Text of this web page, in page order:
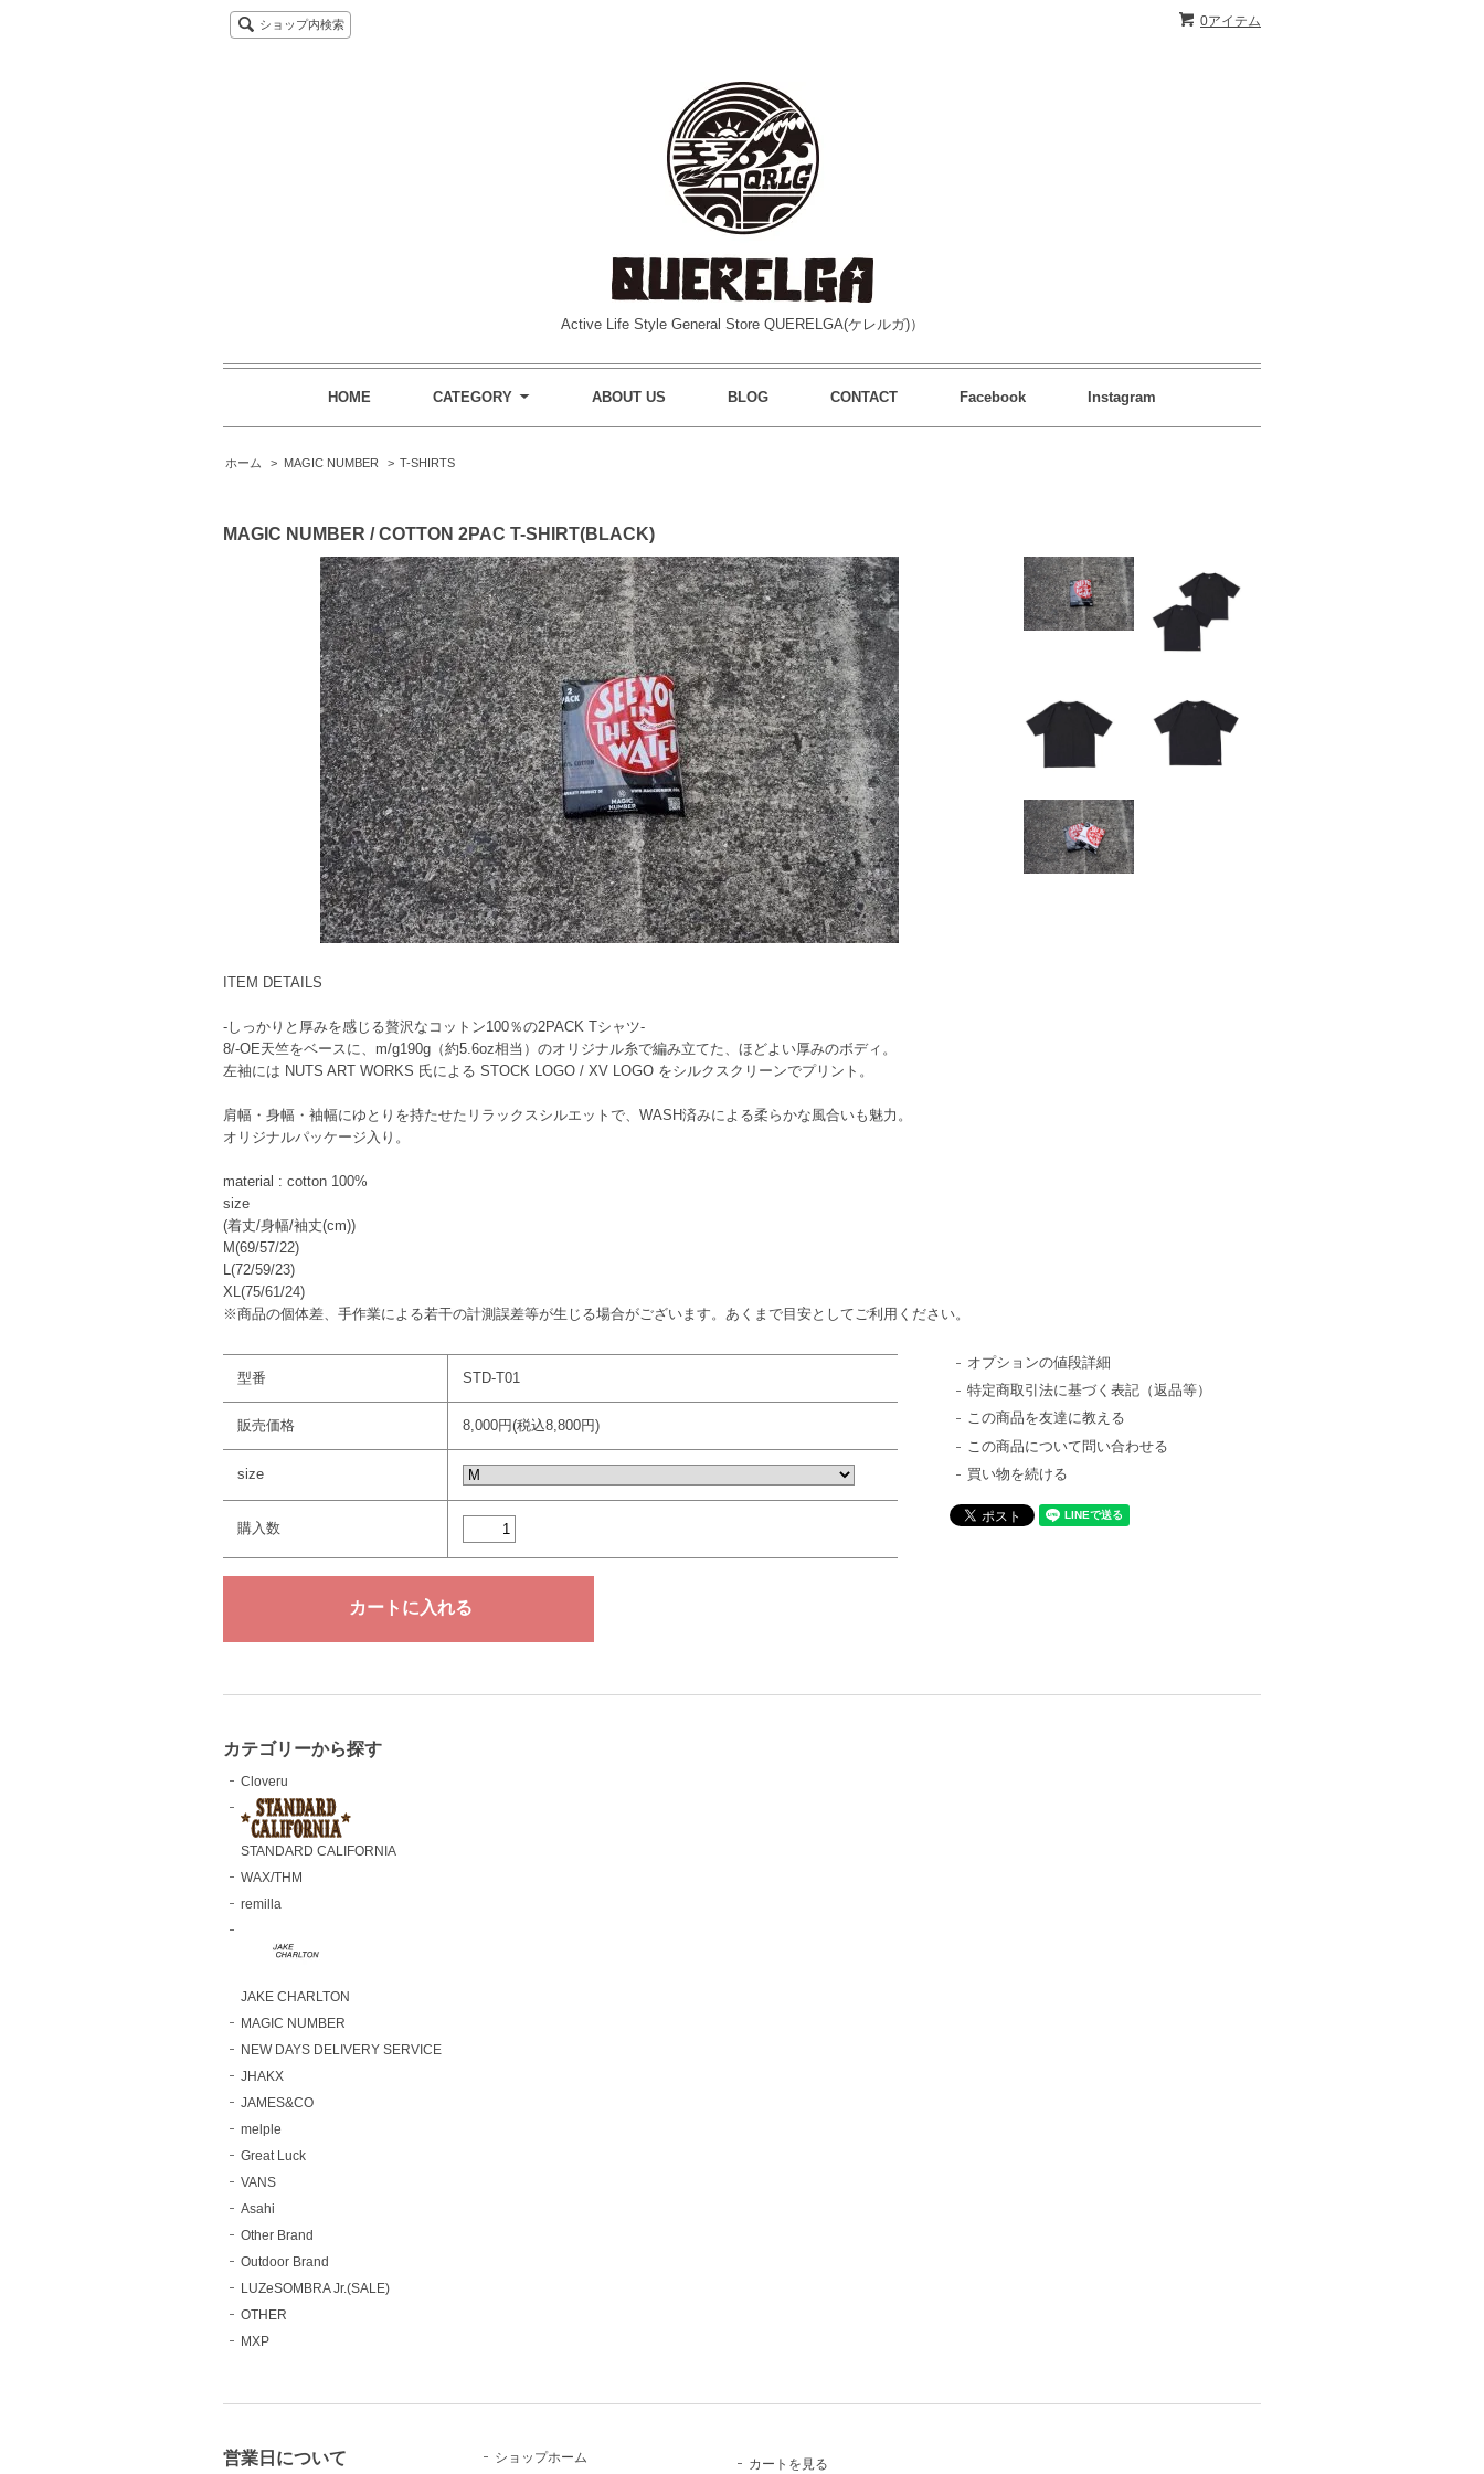
0アイテム
ショップ内検索
Active Life Style General Store QUERELGA(ケレルガ)）
HOME CATEGORY ABOUT US BLOG CONTACT Facebook Instagram
ホーム > MAGIC NUMBER > T-SHIRTS
MAGIC NUMBER / COTTON 2PAC T-SHIRT(BLACK)
ITEM DETAILS
-しっかりと厚みを感じる贅沢なコットン100％の2PACK Tシャツ-
8/-OE天竺をベースに、m/g190g（約5.6oz相当）のオリジナル糸で編み立てた、ほどよい厚みのボディ。
左袖には NUTS ART WORKS 氏による STOCK LOGO / XV LOGO をシルクスクリーンでプリント。
肩幅・身幅・袖幅にゆとりを持たせたリラックスシルエットで、WASH済みによる柔らかな風合いも魅力。
オリジナルパッケージ入り。
material : cotton 100%
size
(着丈/身幅/袖丈(cm))
M(69/57/22)
L(72/59/23)
XL(75/61/24)
※商品の個体差、手作業による若干の計測誤差等が生じる場合がございます。あくまで目安としてご利用ください。
型番 STD-T01
販売価格 8,000円(税込8,800円)
size
購入数
オプションの値段詳細
特定商取引法に基づく表記（返品等）
この商品を友達に教える
この商品について問い合わせる
買い物を続ける
カテゴリーから探す
Cloveru
STANDARD CALIFORNIA
WAX/THM
remilla
JAKE CHARLTON
MAGIC NUMBER
NEW DAYS DELIVERY SERVICE
JHAKX
JAMES&CO
melple
Great Luck
VANS
Asahi
Other Brand
Outdoor Brand
LUZeSOMBRA Jr.(SALE)
OTHER
MXP
営業日について ショップホーム カートを見る